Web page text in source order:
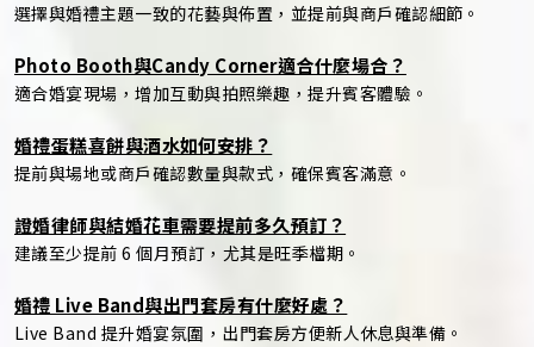
選擇與婚禮主題一致的花藝與佈置，並提前與商戶確認細節。
Photo Booth與Candy Corner適合什麼場合？
適合婚宴現場，增加互動與拍照樂趣，提升賓客體驗。
婚禮蛋糕喜餅與酒水如何安排？
提前與場地或商戶確認數量與款式，確保賓客滿意。
證婚律師與結婚花車需要提前多久預訂？
建議至少提前 6 個月預訂，尤其是旺季檔期。
婚禮 Live Band與出門套房有什麼好處？
Live Band 提升婚宴氛圍，出門套房方便新人休息與準備。